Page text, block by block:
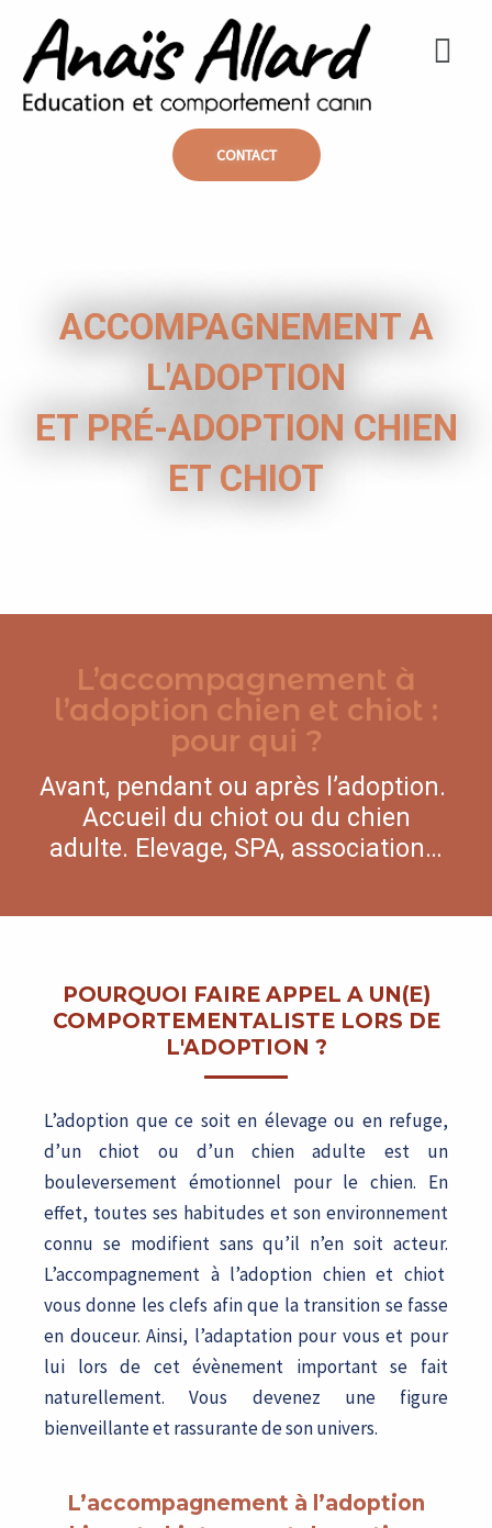
contenu
Menu
CONTACT
ACCOMPAGNEMENT A
L'ADOPTION
ET PRÉ-ADOPTION CHIEN
ET CHIOT
L’accompagnement à
l’adoption chien et chiot :
pour qui ?
Avant, pendant ou après l’adoption.
Accueil du chiot ou du chien
adulte. Elevage, SPA, association…
POURQUOI FAIRE APPEL A UN(E)
COMPORTEMENTALISTE LORS DE
L'ADOPTION ?
L’adoption que ce soit en élevage ou en refuge,
d’un chiot ou d’un chien adulte est un
bouleversement émotionnel pour le chien. En
effet, toutes ses habitudes et son environnement
connu se modifient sans qu’il n’en soit acteur.
L’accompagnement à l’adoption chien et chiot
vous donne les clefs afin que la transition se fasse
en douceur. Ainsi, l’adaptation pour vous et pour
lui lors de cet évènement important se fait
naturellement. Vous devenez une figure
bienveillante et rassurante de son univers.
L’accompagnement à l’adoption